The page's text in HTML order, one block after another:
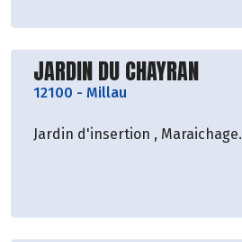
Découvrir le producteur
JARDIN DU CHAYRAN
12100 - Millau
Jardin d'insertion , Maraichage.